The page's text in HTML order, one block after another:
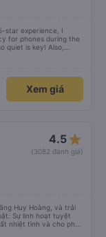
star experience, I
for phones during the
quiet is key! Also,
for convenience. I
thoại) vào ban đêm
xe nên dán sẵn mật
Tôi vẫn sẽ tiếp tục ủng
Xem giá
4.5 star_rate
(3082 đánh giá)
Huy Hoàng, và trải
Sự linh hoạt tuyệt
nhiệt tình và cho phép
tiết kiệm cho tôi rất